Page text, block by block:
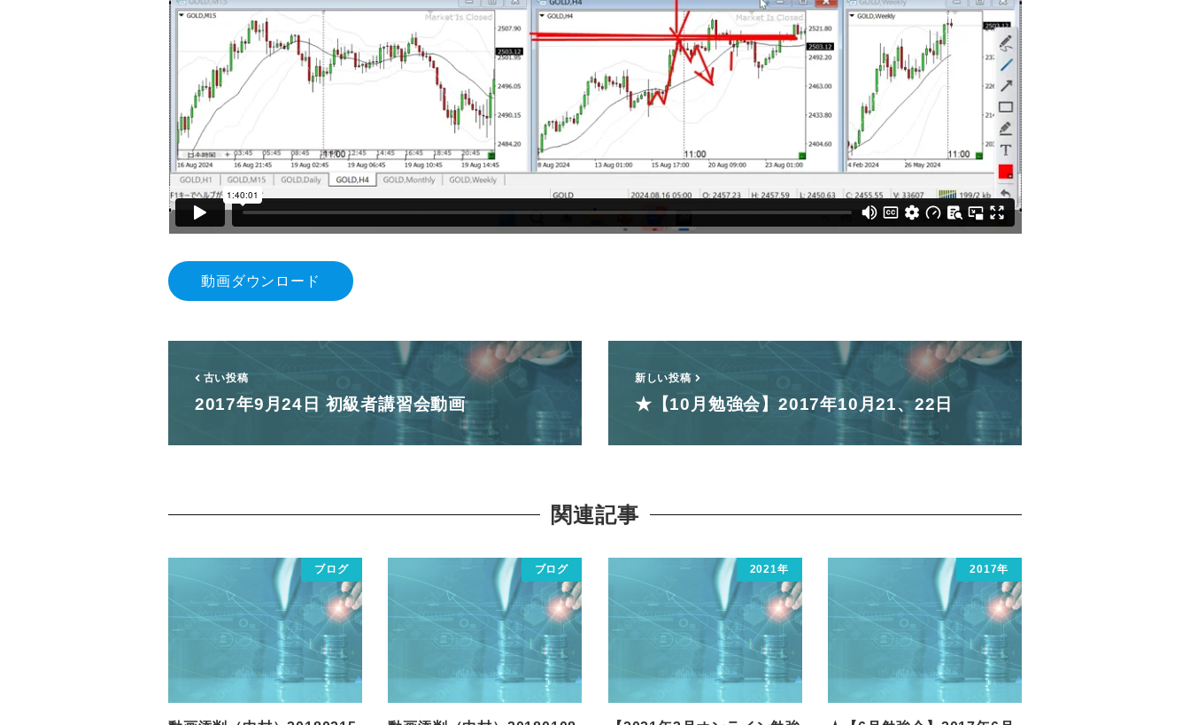
動画ダウンロード
古い投稿
2017年9月24日 初級者講習会動画
新しい投稿
★【10月勉強会】2017年10月21、22日
関連記事
ブログ ブログ 2021年 2017年